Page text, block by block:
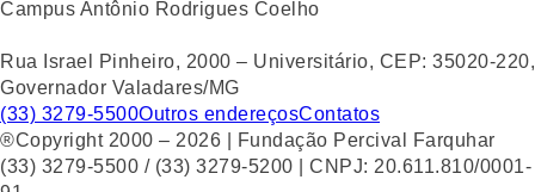
Campus Antônio Rodrigues Coelho
Rua Israel Pinheiro, 2000 – Universitário, CEP: 35020-220,
Governador Valadares/MG
(33) 3279-5500Outros endereçosContatos
®Copyright 2000 – 2026 | Fundação Percival Farquhar
(33) 3279-5500 / (33) 3279-5200 | CNPJ: 20.611.810/0001-